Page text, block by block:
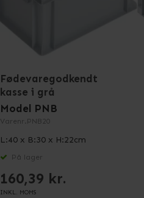
Fødevaregodkendt
kasse i grå
Model PNB
Varenr. PNB20
L:40 x B:30 x H:22cm
På lager
160,39 kr.
INKL. MOMS